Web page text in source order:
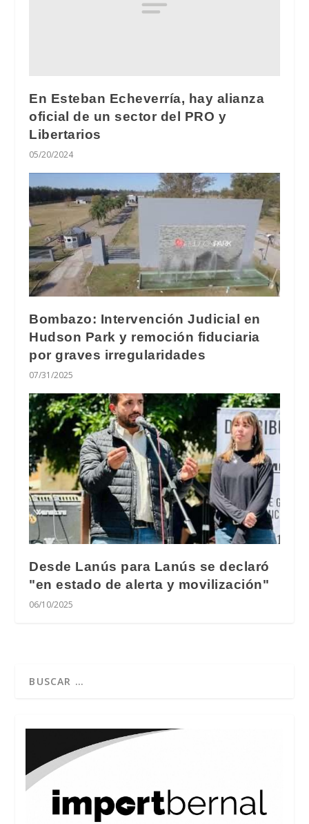
En Esteban Echeverría, hay alianza
oficial de un sector del PRO y
Libertarios
05/20/2024
Bombazo: Intervención Judicial en
Hudson Park y remoción fiduciaria
por graves irregularidades
07/31/2025
Desde Lanús para Lanús se declaró
"en estado de alerta y movilización"
06/10/2025